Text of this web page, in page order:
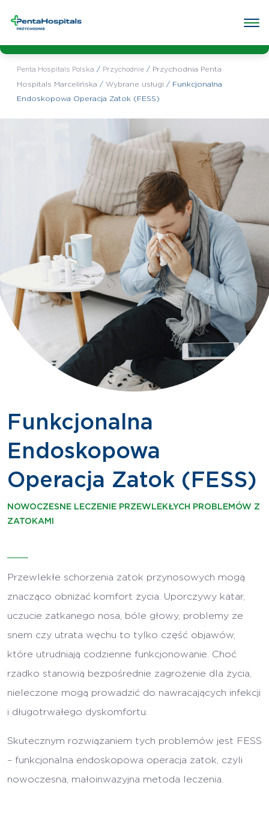
przychodnia:
Penta Hospitals Polska / Przychodnie/ Przychodnia Penta
Hospitals Marcelińska / Wybrane usługi / Funkcjonalna
Endoskopowa Operacja Zatok (FESS)
Funkcjonalna
Endoskopowa
Operacja Zatok (FESS)
NOWOCZESNE LECZENIE PRZEWLEKŁYCH PROBLEMÓW Z
ZATOKAMI
Przewlekłe schorzenia zatok przynosowych mogą
znacząco obniżać komfort życia. Uporczywy katar,
uczucie zatkanego nosa, bóle głowy, problemy ze
snem czy utrata węchu to tylko część objawów,
które utrudniają codzienne funkcjonowanie. Choć
rzadko stanowią bezpośrednie zagrożenie dla życia,
nieleczone mogą prowadzić do nawracających infekcji
i długotrwałego dyskomfortu.
Skutecznym rozwiązaniem tych problemów jest FESS
– funkcjonalna endoskopowa operacja zatok, czyli
nowoczesna, małoinwazyjna metoda leczenia.